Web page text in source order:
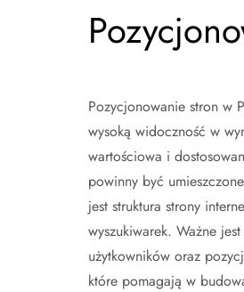
Pozycjonowanie stron w
wysoką widoczność w
wartościowa i
powinny być
jest struktura strony
wyszukiwarek. Ważne
użytkowników oraz
które pomagają w